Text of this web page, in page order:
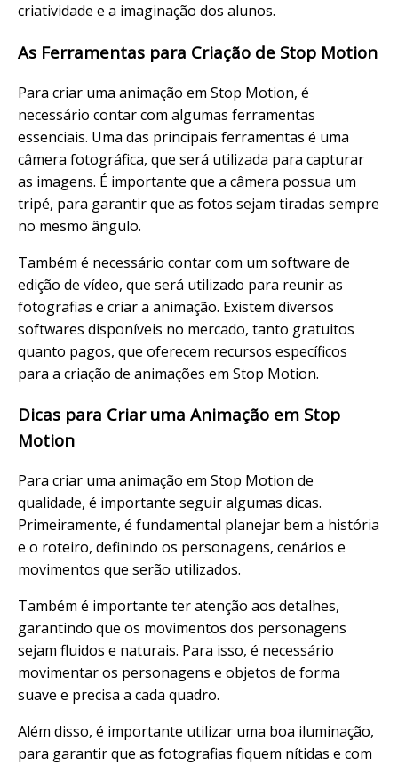
criatividade e a imaginação dos alunos.
As Ferramentas para Criação de Stop Motion
Para criar uma animação em Stop Motion, é
necessário contar com algumas ferramentas
essenciais. Uma das principais ferramentas é uma
câmera fotográfica, que será utilizada para capturar
as imagens. É importante que a câmera possua um
tripé, para garantir que as fotos sejam tiradas sempre
no mesmo ângulo.
Também é necessário contar com um software de
edição de vídeo, que será utilizado para reunir as
fotografias e criar a animação. Existem diversos
softwares disponíveis no mercado, tanto gratuitos
quanto pagos, que oferecem recursos específicos
para a criação de animações em Stop Motion.
Dicas para Criar uma Animação em Stop
Motion
Para criar uma animação em Stop Motion de
qualidade, é importante seguir algumas dicas.
Primeiramente, é fundamental planejar bem a história
e o roteiro, definindo os personagens, cenários e
movimentos que serão utilizados.
Também é importante ter atenção aos detalhes,
garantindo que os movimentos dos personagens
sejam fluidos e naturais. Para isso, é necessário
movimentar os personagens e objetos de forma
suave e precisa a cada quadro.
Além disso, é importante utilizar uma boa iluminação,
para garantir que as fotografias fiquem nítidas e com